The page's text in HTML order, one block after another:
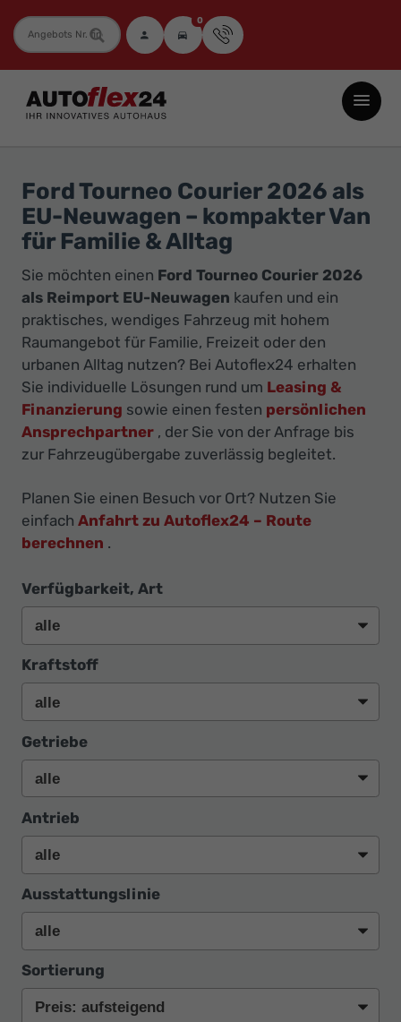
Fahrzeugnummer 0
Autoflex24
GmbH
Neuwagen
Jahreswagen
und
Gebrauchtwagen
zu
Top-
-
Ihr
Innovatives
Autohaus
Ford Tourneo Courier 2026 als
EU-Neuwagen – kompakter Van
für Familie & Alltag
Sie möchten einen Ford Tourneo Courier 2026
als Reimport EU-Neuwagen kaufen und ein
praktisches, wendiges Fahrzeug mit hohem
Raumangebot für Familie, Freizeit oder den
urbanen Alltag nutzen? Bei Autoflex24 erhalten
Sie individuelle Lösungen rund um Leasing &
Finanzierung sowie einen festen persönlichen
Ansprechpartner , der Sie von der Anfrage bis
zur Fahrzeugübergabe zuverlässig begleitet.
Planen Sie einen Besuch vor Ort? Nutzen Sie
einfach Anfahrt zu Autoflex24 – Route
berechnen .
Verfügbarkeit, Art
Kraftstoff
Getriebe
Antrieb
Ausstattungslinie
Sortierung